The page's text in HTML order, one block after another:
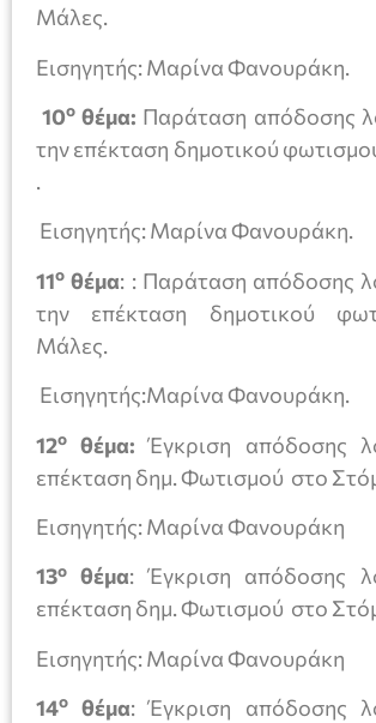
Μάλες.
Εισηγητής: Μαρίνα Φανουράκη.
10ο θέμα: Παράταση απόδοσης
την επέκταση δημοτικού
.
Εισηγητής: Μαρίνα Φανουράκη.
11οθέμα: : Παράταση απόδοσης
την επέκταση δημοτικού
Μάλες.
Εισηγητής:Μαρίνα Φανουράκη.
12ο θέμα: Έγκριση απόδοσης
επέκταση δημ. Φωτισμού στο
Εισηγητής: Μαρίνα Φανουράκη
13ο θέμα: Έγκριση απόδοσης
επέκταση δημ. Φωτισμού στο
Εισηγητής: Μαρίνα Φανουράκη
14ο θέμα: Έγκριση απόδοσης